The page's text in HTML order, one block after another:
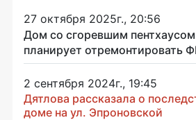
27 октября 2025г., 20:56
Дом со сгоревшим
планирует отремонтировать
2 сентября 2024г., 19:45
Дятлова рассказала о
доме на ул. Эпроновской